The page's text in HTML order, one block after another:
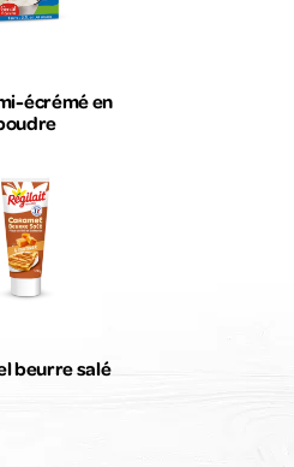
écrémé en
beurre salé